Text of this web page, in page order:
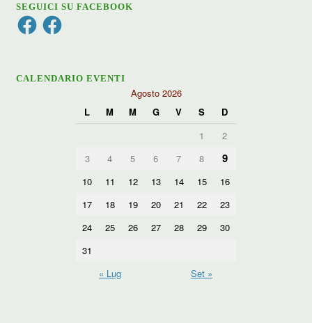
SEGUICI SU FACEBOOK
FacebookFacebook
CALENDARIO EVENTI
Agosto 2026
L
M M G V S
D
1
2
3
4 5 6 7 8 9
10 11 12 13 14 15
16
17
18 19 20 21 22
23
24
25 26 27 28 29
30
31
« Lug
Set »